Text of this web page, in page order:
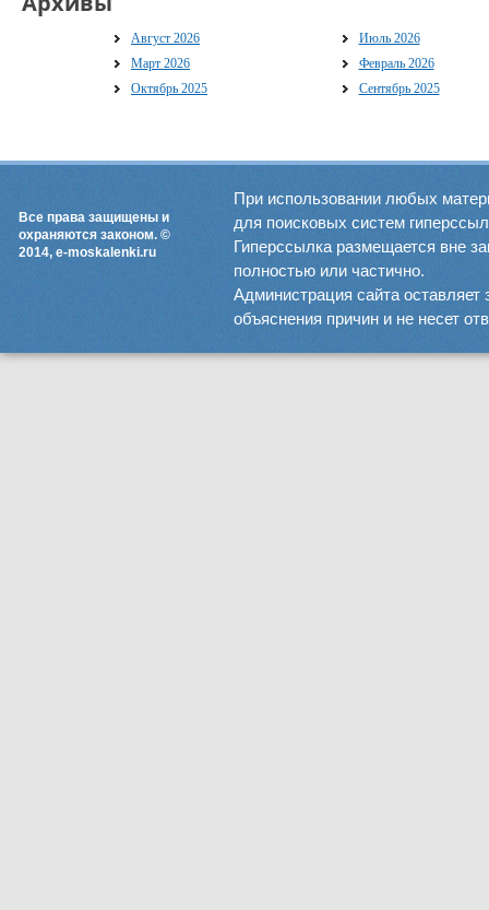
Август 2026
Июль 2026
Март 2026
Февраль 2026
Октябрь 2025
Сентябрь 2025
Все права защищены и
охраняются законом. ©
2014, e-moskalenki.ru
При использовании любых
для поисковых систем
Гиперссылка размещается вне
полностью или частично.
Администрация сайта оставляет
объяснения причин и не несет